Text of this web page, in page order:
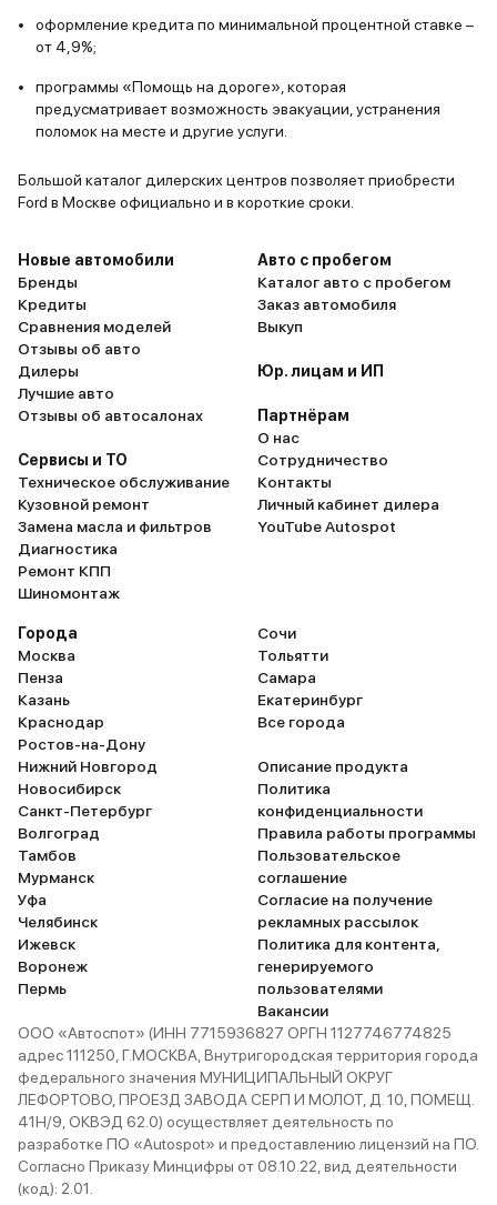
нет.
даже 2.0
отбегать
Комфорт
но просто
Клиренс
61 литр
92-й, но
желать
это V6,
ребята
рву, не
За 1.5
мною км.
эмоции!
оформление кредита по минимальной процентной ставке –
от 4,9%;
программы «Помощь на дороге», которая
предусматривает возможность эвакуации, устранения
поломок на месте и другие услуги.
Большой каталог дилерских центров позволяет приобрести
Ford в Москве официально и в короткие сроки.
Новые автомобили
Бренды
Кредиты
Сравнения моделей
Отзывы об авто
Дилеры
Лучшие авто
Отзывы об автосалонах
Сервисы и ТО
Техническое обслуживание
Кузовной ремонт
Замена масла и фильтров
Диагностика
Ремонт КПП
Шиномонтаж
Авто с пробегом
Каталог авто с пробегом
Заказ автомобиля
Выкуп
Юр. лицам и ИП
Партнёрам
О нас
Сотрудничество
Контакты
Личный кабинет дилера
YouTube Autospot
Города
Москва
Пенза
Казань
Краснодар
Ростов-на-Дону
Нижний Новгород
Новосибирск
Санкт-Петербург
Волгоград
Тамбов
Мурманск
Уфа
Челябинск
Ижевск
Воронеж
Пермь
Сочи
Тольятти
Самара
Екатеринбург
Все города
Описание продукта
Политика
конфиденциальности
Правила работы программы
Пользовательское
соглашение
Согласие на получение
рекламных рассылок
Политика для контента,
генерируемого
пользователями
Вакансии
ООО «Автоспот» (ИНН 7715936827 ОРГН 1127746774825
адрес 111250, Г.МОСКВА, Внутригородская территория города
федерального значения МУНИЦИПАЛЬНЫЙ ОКРУГ
ЛЕФОРТОВО, ПРОЕЗД ЗАВОДА СЕРП И МОЛОТ, Д. 10, ПОМЕЩ.
41Н/9, ОКВЭД 62.0) осуществляет деятельность по
разработке ПО «Autospot» и предоставлению лицензий на ПО.
Согласно Приказу Минцифры от 08.10.22, вид деятельности
(код): 2.01.